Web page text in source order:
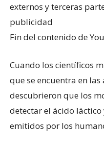
externos y terceras
publicidad
Fin del contenido de
Cuando los científicos
que se encuentra en las
descubrieron que los
detectar el ácido
emitidos por los